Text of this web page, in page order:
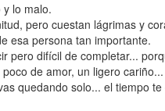
lo malo.
pero cuestan lágrimas y
esa persona tan importante.
pero difícil de completar...
de amor, un ligero cariño...
quedando solo... el tiempo